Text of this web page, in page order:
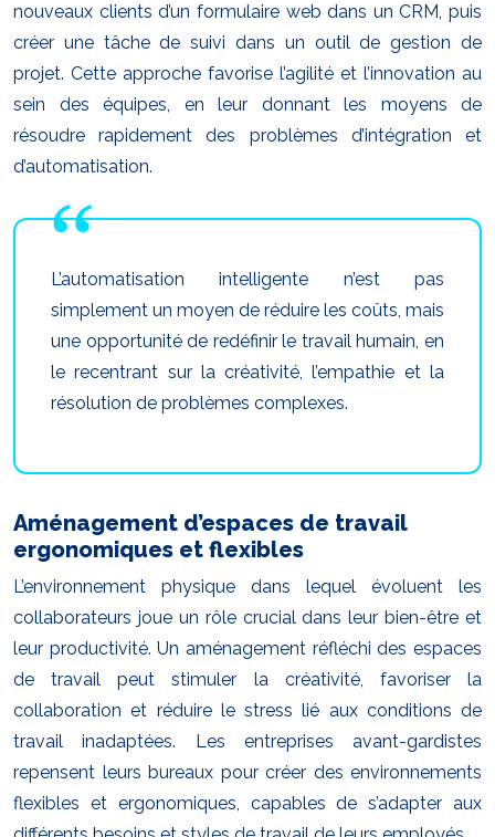
nouveaux clients d’un formulaire web dans un CRM, puis
créer une tâche de suivi dans un outil de gestion de
projet. Cette approche favorise l’agilité et l’innovation au
sein des équipes, en leur donnant les moyens de
résoudre rapidement des problèmes d’intégration et
d’automatisation.
L’automatisation intelligente n’est pas
simplement un moyen de réduire les coûts, mais
une opportunité de redéfinir le travail humain, en
le recentrant sur la créativité, l’empathie et la
résolution de problèmes complexes.
Aménagement d’espaces de travail
ergonomiques et flexibles
L’environnement physique dans lequel évoluent les
collaborateurs joue un rôle crucial dans leur bien-être et
leur productivité. Un aménagement réfléchi des espaces
de travail peut stimuler la créativité, favoriser la
collaboration et réduire le stress lié aux conditions de
travail inadaptées. Les entreprises avant-gardistes
repensent leurs bureaux pour créer des environnements
flexibles et ergonomiques, capables de s’adapter aux